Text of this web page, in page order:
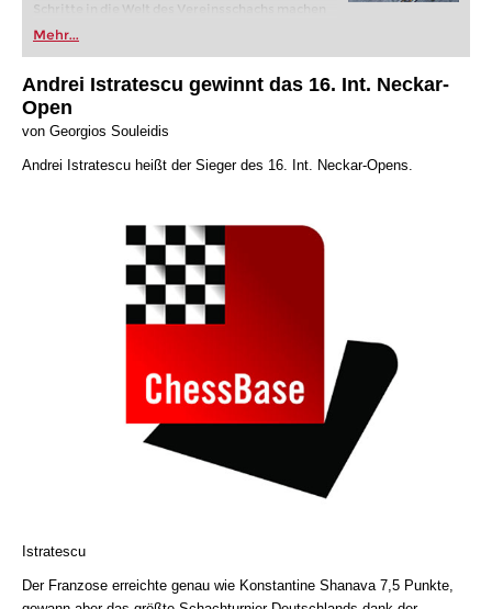
Schritte in die Welt des Vereinsschachs machen
oder bereits auf Turnierniveau spielen: Mit
FRITZ trainieren Sie effizienter, intelligenter und
individueller als je zuvor.
Mehr...
Andrei Istratescu gewinnt das 16. Int. Neckar-
Open
von Georgios Souleidis
Andrei Istratescu heißt der Sieger des 16. Int. Neckar-Opens.
Istratescu
Der Franzose erreichte genau wie Konstantine Shanava 7,5 Punkte,